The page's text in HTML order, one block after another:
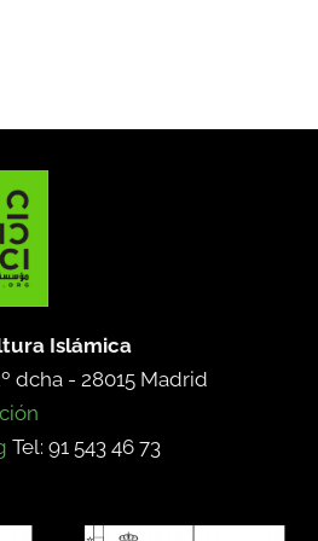
Islámica
dcha - 28015 Madrid
Tel: 91 543 46 73